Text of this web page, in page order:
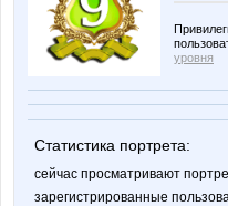
уровня
Статистика портрета:
сейчас просматривают
зарегистрированные